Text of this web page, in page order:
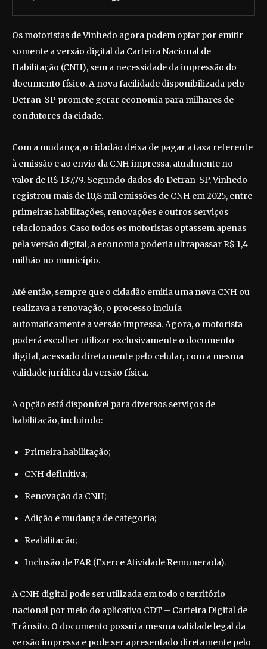
Os motoristas de Vinhedo agora podem optar por emitir
somente a versão digital da Carteira Nacional de
Habilitação (CNH), sem a necessidade da impressão do
documento físico. A nova facilidade disponibilizada pelo
Detran-SP promete gerar economia para milhares de
condutores da cidade.
Com a mudança, o cidadão deixa de pagar a taxa referente
à emissão e ao envio da CNH impressa, atualmente no
valor de R$ 137,79. Segundo dados do Detran-SP, Vinhedo
registrou mais de 10,8 mil emissões de CNH em 2025, entre
primeiras habilitações, renovações e outros serviços
relacionados. Caso todos os motoristas optassem apenas
pela versão digital, a economia poderia ultrapassar R$ 1,4
milhão no município.
Até então, sempre que o cidadão emitia uma nova CNH ou
realizava a renovação, o processo incluía
automaticamente a versão impressa. Agora, o motorista
poderá escolher utilizar exclusivamente o documento
digital, acessado diretamente pelo celular, com a mesma
validade jurídica da versão física.
A opção está disponível para diversos serviços de
habilitação, incluindo:
Primeira habilitação;
CNH definitiva;
Renovação da CNH;
Adição e mudança de categoria;
Reabilitação;
Inclusão de EAR (Exerce Atividade Remunerada).
A CNH digital pode ser utilizada em todo o território
nacional por meio do aplicativo CDT – Carteira Digital de
Trânsito. O documento possui a mesma validade legal da
versão impressa e pode ser apresentado diretamente pelo